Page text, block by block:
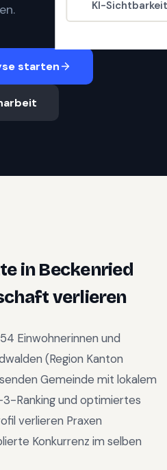
KI-
starten
inBeckenried
verlieren
Einwohnerinnen und
(Region Kanton
Gemeinde mit lokalem
Ranking und optimiertes
verlieren Praxen
Konkurrenz im selben